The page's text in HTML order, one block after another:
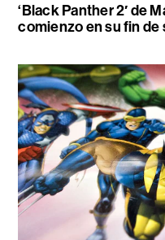
‘Black Panther 2′ de
comienzo en su fin de